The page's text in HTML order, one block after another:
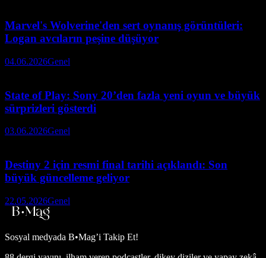
Marvel's Wolverine'den sert oynanış görüntüleri:
Logan avcıların peşine düşüyor
04.06.2026Genel
State of Play: Sony 20’den fazla yeni oyun ve büyük
sürprizleri gösterdi
03.06.2026Genel
Destiny 2 için resmi final tarihi açıklandı: Son
büyük güncelleme geliyor
22.05.2026Genel
Sosyal medyada B•Mag’i Takip Et!